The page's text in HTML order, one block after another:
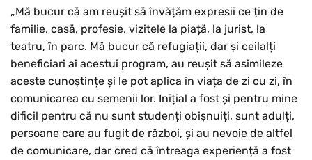
„Mă bucur că am reușit să învățăm expresii ce țin de
familie, casă, profesie, vizitele la piață, la jurist, la
teatru, în parc. Mă bucur că refugiații, dar și ceilalți
beneficiari ai acestui program, au reușit să asimileze
aceste cunoștințe și le pot aplica în viața de zi cu zi, în
comunicarea cu semenii lor. Inițial a fost și pentru mine
dificil pentru că nu sunt studenți obișnuiți, sunt adulți,
persoane care au fugit de război, și au nevoie de altfel
de comunicare, dar cred că întreaga experiență a fost